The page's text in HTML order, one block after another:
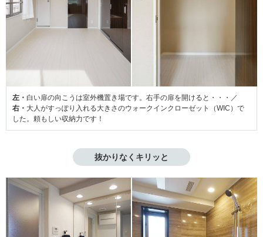
左・ 白い扉の向こうは室外機置き場です。右手の扉を開けると・・・／
右・ 大人がすっぽり入れる大きさのウォークインクローゼット（WIC）で
した。頼もしい収納力です！
抜かりなくキリッと